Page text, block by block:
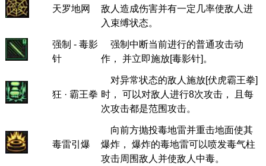
天罗地网
敌人造成伤害并有一定几率使敌人进
入束缚状态。
强制 - 毒影
针
强制中断当前进行的普通攻击动
作， 并立即施放[毒影针]。
狂 · 霸王拳
对异常状态的敌人施放[伏虎霸王拳]
时， 可以对敌人进行8次攻击， 且每
次攻击都是范围攻击。
毒雷引爆
向前方抛投毒地雷并重击地面使其
爆炸， 爆炸的毒地雷可以喷发毒气柱
攻击周围敌人并使敌人中毒。